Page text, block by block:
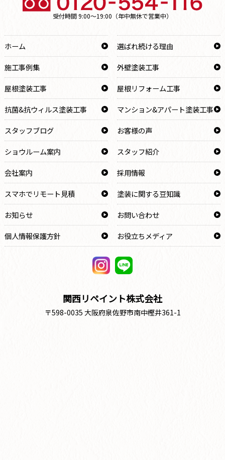
受付時間 9:00～19:00（年中無休で営業中）
ホーム
選ばれ続ける理由
施工事例集
外壁塗装工事
屋根塗装工事
屋根リフォーム工事
抗菌&抗ウィルス塗装工事
マンション&アパート塗装工事
スタッフブログ
お客様の声
ショウルーム案内
スタッフ紹介
会社案内
採用情報
スマホでリモート見積
塗装に関する豆知識
お知らせ
お問い合わせ
個人情報保護方針
お役立ちメディア
関西リペイント株式会社
〒598-0035 大阪府泉佐野市南中樫井361-1